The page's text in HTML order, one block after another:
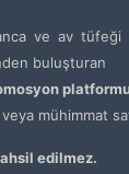
ve av tüfeği
buluşturan
mühimmat
edilmez.